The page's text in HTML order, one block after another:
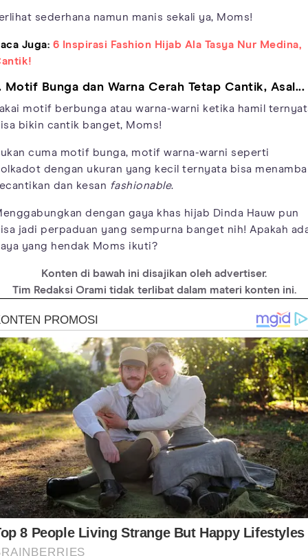
sederhana namun manis sekali ya, Moms!
Juga: 6 Inspirasi Fashion Hijab Ala Tasya Nur Medina,
Motif Bunga dan Warna Cerah Tetap Cantik, Asal...
motif berbunga atau warna-warni ketika hamil
bikin cantik banget, Moms!
cuma motif bunga, motif warna-warni seperti
dengan ukuran yang kecil ternyata bisa
dan kesan fashionable.
dengan gaya khas hijab Dinda Hauw pun
jadi perpaduan yang sempurna banget nih! Apakah
yang hendak Moms ikuti?
Konten di bawah ini disajikan oleh advertiser.
Tim Redaksi Orami tidak terlibat dalam materi konten ini.